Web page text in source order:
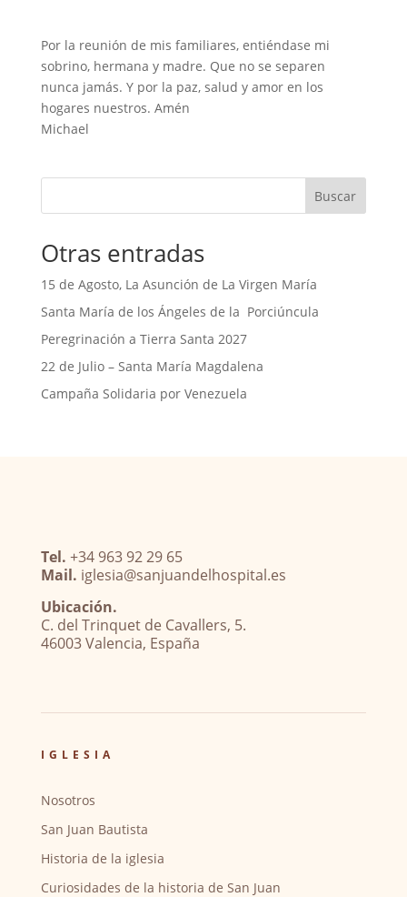
Por la reunión de mis familiares, entiéndase mi
sobrino, hermana y madre. Que no se separen
nunca jamás. Y por la paz, salud y amor en los
hogares nuestros. Amén
Michael
Buscar
Otras entradas
15 de Agosto, La Asunción de La Virgen María
Santa María de los Ángeles de la Porciúncula
Peregrinación a Tierra Santa 2027
22 de Julio – Santa María Magdalena
Campaña Solidaria por Venezuela
Tel. +34 963 92 29 65
Mail. iglesia@sanjuandelhospital.es
Ubicación.
C. del Trinquet de Cavallers, 5.
46003 Valencia, España
IGLESIA
Nosotros
San Juan Bautista
Historia de la iglesia
Curiosidades de la historia de San Juan